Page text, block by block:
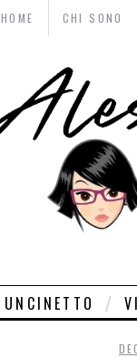
HOME CHI SONO
UNCINETTO